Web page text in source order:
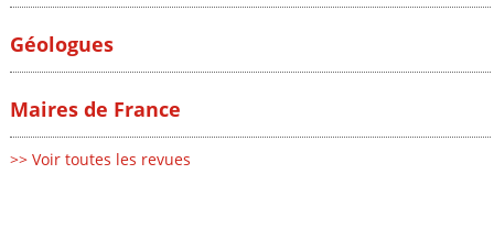
Géologues
Maires de France
>> Voir toutes les revues